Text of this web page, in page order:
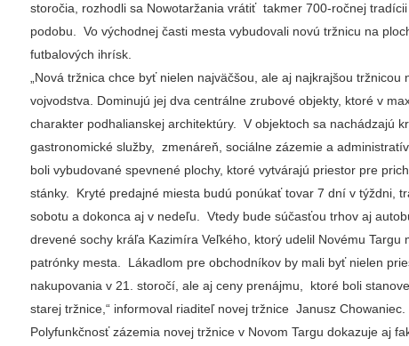
storočia, rozhodli sa Nowotaržania vrátiť takmer 700-ročnej
podobu. Vo východnej časti mesta vybudovali novú tržnicu na
futbalových ihrísk.
„Nová tržnica chce byť nielen najväčšou, ale aj najkrajšou
vojvodstva. Dominujú jej dva centrálne zrubové objekty, ktoré v
charakter podhalianskej architektúry. V objektoch sa nachádzajú
gastronomické služby, zmenáreň, sociálne zázemie a
boli vybudované spevnené plochy, ktoré vytvárajú priestor pre
stánky. Kryté predajné miesta budú ponúkať tovar 7 dní v týždni,
sobotu a dokonca aj v nedeľu. Vtedy bude súčasťou trhov aj
drevené sochy kráľa Kazimíra Veľkého, ktorý udelil Novému Targu
patrónky mesta. Lákadlom pre obchodníkov by mali byť nielen
nakupovania v 21. storočí, ale aj ceny prenájmu, ktoré boli
starej tržnice,“ informoval riaditeľ novej tržnice Janusz Chowaniec.
Polyfunkčnosť zázemia novej tržnice v Novom Targu dokazuje aj